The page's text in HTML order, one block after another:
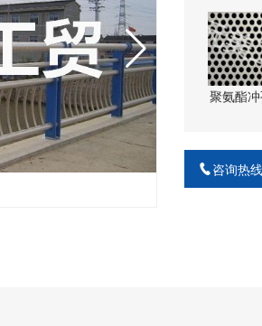
聚氨酯
咨询热